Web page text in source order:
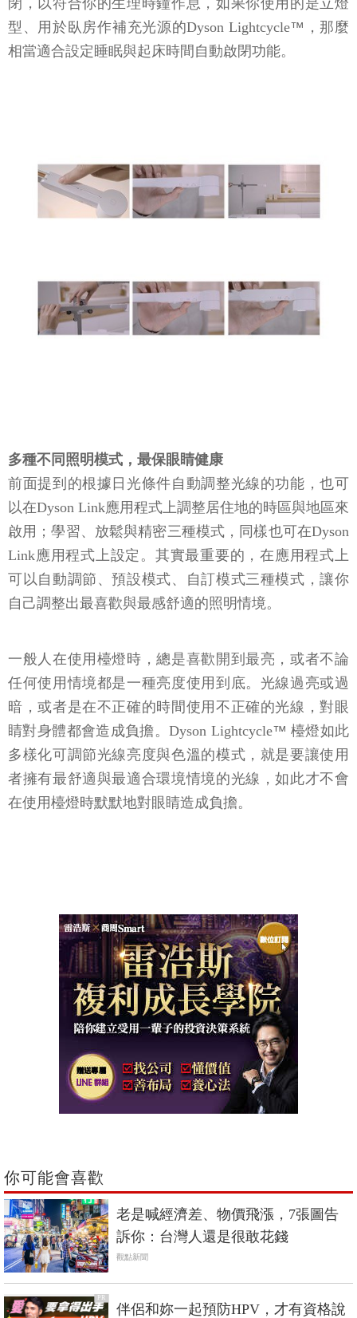
型、用於臥房作補充光源的Dyson Lightcycle™ ，那麼
相當適合設定睡眠與起床時間自動啟閉功能。
多種不同照明模式，最保眼睛健康
前面提到的根據日光條件自動調整光線的功能，也可
以在Dyson Link應用程式上調整居住地的時區與地區來
啟用；學習、放鬆與精密三種模式，同樣也可在Dyson
Link應用程式上設定。其實最重要的，在應用程式上
可以自動調節、預設模式、自訂模式三種模式，讓你
自己調整出最喜歡與最感舒適的照明情境。
一般人在使用檯燈時，總是喜歡開到最亮，或者不論
任何使用情境都是一種亮度使用到底。光線過亮或過
暗，或者是在不正確的時間使用不正確的光線，對眼
睛對身體都會造成負擔。Dyson Lightcycle™ 檯燈如此
多樣化可調節光線亮度與色溫的模式，就是要讓使用
者擁有最舒適與最適合環境情境的光線，如此才不會
在使用檯燈時默默地對眼睛造成負擔。
你可能會喜歡
老是喊經濟差、物價飛漲，7張圖告
訴你：台灣人還是很敢花錢
觀點新聞
PR
伴侶和妳一起預防HPV，才有資格說